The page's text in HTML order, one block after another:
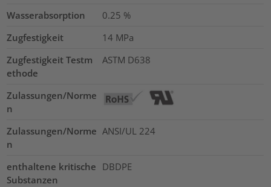
Wasserabsorption 0.25 %
Zugfestigkeit
14 MPa
Zugfestigkeit Testm
ethode
ASTM D638
Zulassungen/Norme
n
Zulassungen/Norme
n
ANSI/UL 224
enthaltene kritische
Substanzen
DBDPE